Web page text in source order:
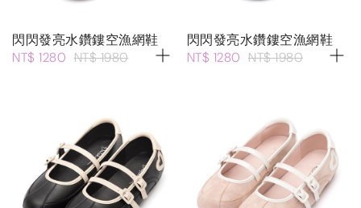
閃閃發亮水鑽鏤空漁網鞋
NT$ 1280 NT$ 1980
閃閃發亮水鑽鏤空漁網鞋
NT$ 1280 NT$ 1980